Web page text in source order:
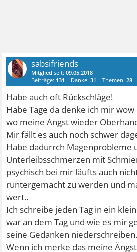
sabsifriends
Mitglied seit:09.05.2018
Beiträge: 131 Danke:31 Themen:28
Habe auch oft Rückschläge!
Habe Tage da denke ich mir
wo meine Angst wieder
Mir fällt es auch noch schwer
Habe dadurrch Magenprobleme
Unterleibsschmerzen mit
psychisch bei mir läufts auch
runtergemacht zu werden und
wert..
Ich schreibe jeden Tag in ein
war an dem Tag und wie es mir
seine Gedanken
Wenn ich merke das meine